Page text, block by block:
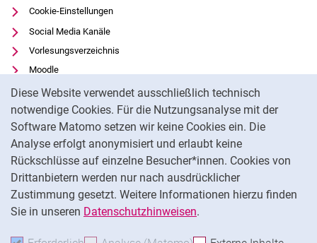
Diese Website verwendet ausschließlich technisch
notwendige Cookies. Für die Nutzungsanalyse mit der
Software Matomo setzen wir keine Cookies ein. Die
Analyse erfolgt anonymisiert und erlaubt keine
Rückschlüsse auf einzelne Besucher*innen. Cookies von
Drittanbietern werden nur nach ausdrücklicher
Zustimmung gesetzt. Weitere Informationen hierzu finden
Sie in unseren Datenschutzhinweisen.
Cookie-Einstellungen
Social Media Kanäle
Vorlesungsverzeichnis
Moodle
Panopto
Universitätsbibliothek
Datenschutz
Barrierefreiheit
Transparenter KI-Einsatz